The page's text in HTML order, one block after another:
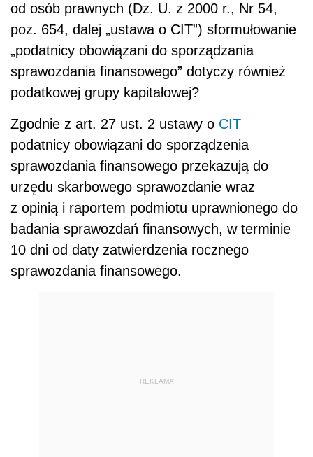
od osób prawnych (Dz. U. z 2000 r., Nr 54,
poz. 654, dalej „ustawa o CIT”) sformułowanie
„podatnicy obowiązani do sporządzania
sprawozdania finansowego” dotyczy również
podatkowej grupy kapitałowej?
Zgodnie z art. 27 ust. 2 ustawy o CIT
podatnicy obowiązani do sporządzenia
sprawozdania finansowego przekazują do
urzędu skarbowego sprawozdanie wraz
z opinią i raportem podmiotu uprawnionego do
badania sprawozdań finansowych, w terminie
10 dni od daty zatwierdzenia rocznego
sprawozdania finansowego.
REKLAMA